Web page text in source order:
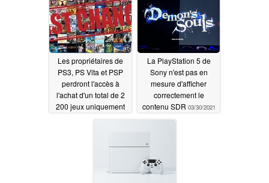
Les propriétaires de
PS3, PS Vita et PSP
perdront l'accès à
l'achat d'un total de 2
200 jeux uniquement
La PlayStation 5 de
Sony n'est pas en
mesure d'afficher
correctement le
contenu SDR 03/30/2021